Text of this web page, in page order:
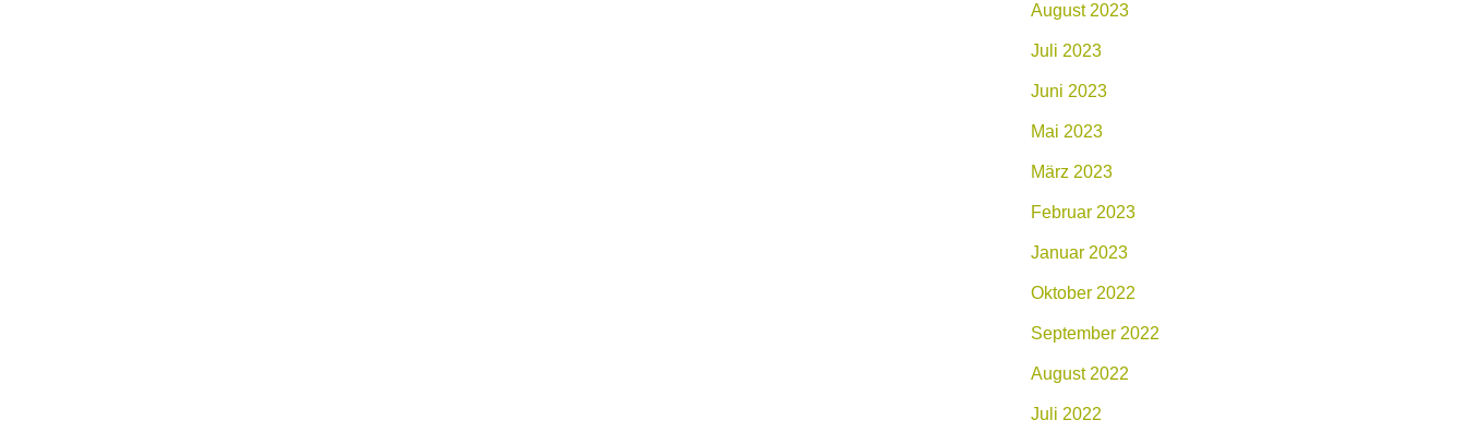
August 2023
Juli 2023
Juni 2023
Mai 2023
März 2023
Februar 2023
Januar 2023
Oktober 2022
September 2022
August 2022
Juli 2022